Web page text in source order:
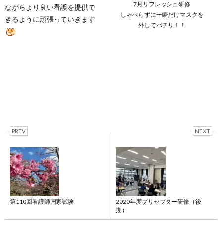
7月リフレッシュ研修
しゃべらずに一瞬だけマスクを
外してパチリ！！
ながらより良い看護を提供で
きるように頑張っていきます
PREV
第110回看護師国家試験
NEXT
2020年度プリセプター研修（後
期）